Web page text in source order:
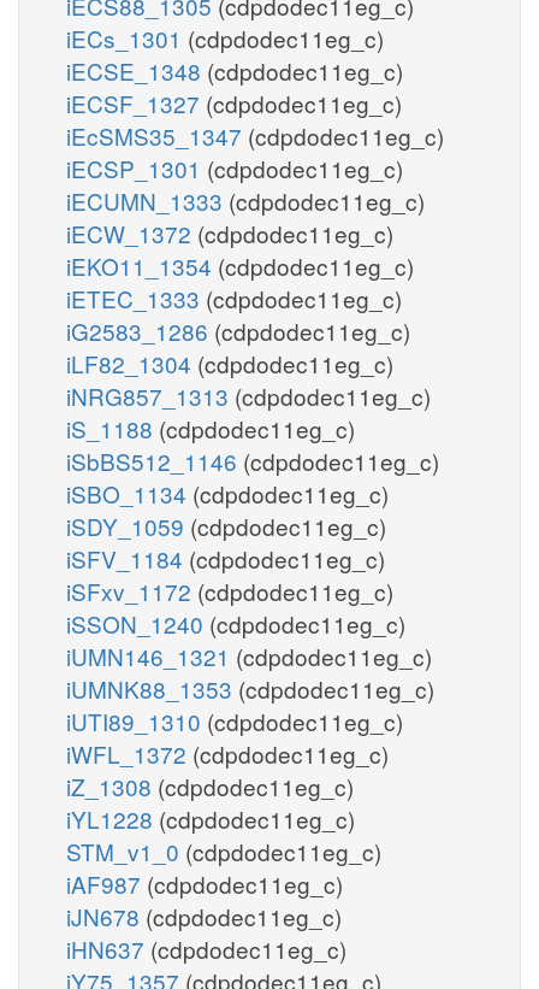
iECs_1301 (cdpdodec11eg_c)
iECSE_1348 (cdpdodec11eg_c)
iECSF_1327 (cdpdodec11eg_c)
iEcSMS35_1347 (cdpdodec11eg_c)
iECSP_1301 (cdpdodec11eg_c)
iECUMN_1333 (cdpdodec11eg_c)
iECW_1372 (cdpdodec11eg_c)
iEKO11_1354 (cdpdodec11eg_c)
iETEC_1333 (cdpdodec11eg_c)
iG2583_1286 (cdpdodec11eg_c)
iLF82_1304 (cdpdodec11eg_c)
iNRG857_1313 (cdpdodec11eg_c)
iS_1188 (cdpdodec11eg_c)
iSbBS512_1146 (cdpdodec11eg_c)
iSBO_1134 (cdpdodec11eg_c)
iSDY_1059 (cdpdodec11eg_c)
iSFV_1184 (cdpdodec11eg_c)
iSFxv_1172 (cdpdodec11eg_c)
iSSON_1240 (cdpdodec11eg_c)
iUMN146_1321 (cdpdodec11eg_c)
iUMNK88_1353 (cdpdodec11eg_c)
iUTI89_1310 (cdpdodec11eg_c)
iWFL_1372 (cdpdodec11eg_c)
iZ_1308 (cdpdodec11eg_c)
iYL1228 (cdpdodec11eg_c)
STM_v1_0 (cdpdodec11eg_c)
iAF987 (cdpdodec11eg_c)
iJN678 (cdpdodec11eg_c)
iHN637 (cdpdodec11eg_c)
iY75_1357 (cdpdodec11eg_c)